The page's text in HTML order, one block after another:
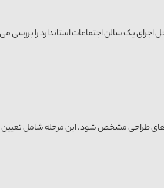
اجرای یک سالن اجتماعات استاندارد را بررسی
طراحی مشخص شود. این مرحله شامل